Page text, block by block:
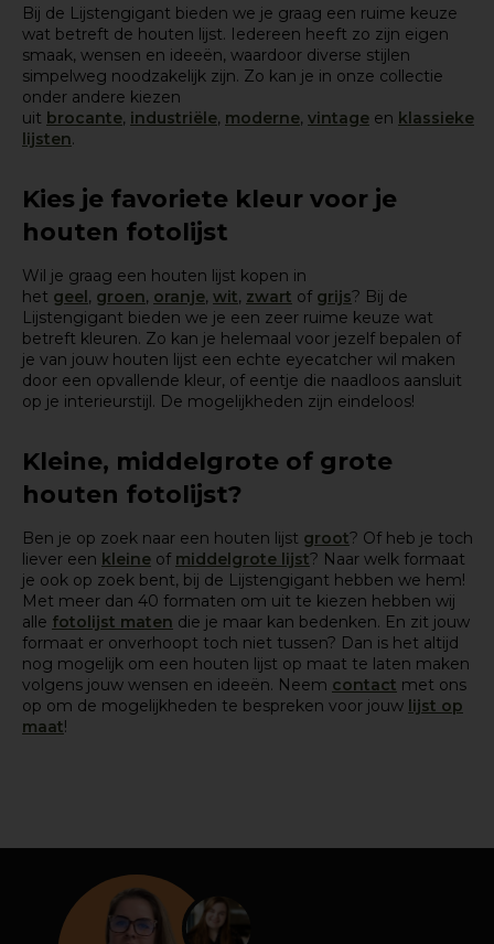
Bij de Lijstengigant bieden we je graag een ruime keuze
wat betreft de houten lijst. Iedereen heeft zo zijn eigen
smaak, wensen en ideeën, waardoor diverse stijlen
simpelweg noodzakelijk zijn. Zo kan je in onze collectie
onder andere kiezen
uit brocante, industriële, moderne, vintage en klassieke
lijsten.
Kies je favoriete kleur voor je
houten fotolijst
Wil je graag een houten lijst kopen in
het geel , groen, oranje, wit, zwart of grijs? Bij de
Lijstengigant bieden we je een zeer ruime keuze wat
betreft kleuren. Zo kan je helemaal voor jezelf bepalen of
je van jouw houten lijst een echte eyecatcher wil maken
door een opvallende kleur, of eentje die naadloos aansluit
op je interieurstijl. De mogelijkheden zijn eindeloos!
Kleine, middelgrote of grote
houten fotolijst?
Ben je op zoek naar een houten lijst groot? Of heb je toch
liever een kleine of middelgrote lijst? Naar welk formaat
je ook op zoek bent, bij de Lijstengigant hebben we hem!
Met meer dan 40 formaten om uit te kiezen hebben wij
alle fotolijst maten die je maar kan bedenken. En zit jouw
formaat er onverhoopt toch niet tussen? Dan is het altijd
nog mogelijk om een houten lijst op maat te laten maken
volgens jouw wensen en ideeën. Neem contact met ons
op om de mogelijkheden te bespreken voor jouw lijst op
maat!